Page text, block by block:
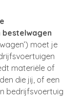
bestelwagen
moet je
materiële of
die jij, of een
bedrijfsvoertuig